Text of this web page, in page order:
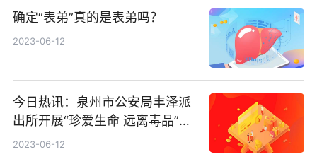
确定“表弟”真的是表弟吗？
2023-06-12
今日热讯：泉州市公安局丰泽派
出所开展“珍爱生命 远离毒品”禁
毒宣传
2023-06-12